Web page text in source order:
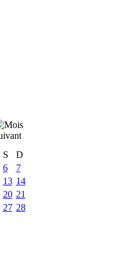
S
D
6
7
13 14
20 21
27 28